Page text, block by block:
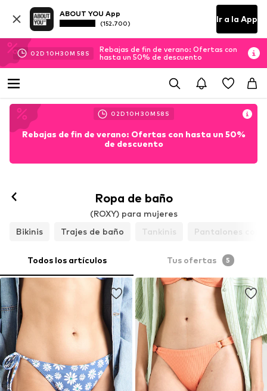
ABOUT YOU App
(152.700) Ir a la App
02D 10H30M 56 S
Rebajas de fin de verano: Ofertas con
hasta un 50% de descuento
02D10H 30M 56 S
Rebajas de fin de verano: Ofertas con hasta un 50%
de descuento
Ropa de baño
(ROXY) para mujeres
Bikinis
Trajes de baño Tankinis Pantalones
Todos los artículos Tus ofertas 5